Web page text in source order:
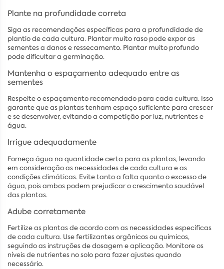
Plante na profundidade correta
Siga as recomendações específicas para a profundidade de
plantio de cada cultura. Plantar muito raso pode expor as
sementes a danos e ressecamento. Plantar muito profundo
pode dificultar a germinação.
Mantenha o espaçamento adequado entre as
sementes
Respeite o espaçamento recomendado para cada cultura. Isso
garante que as plantas tenham espaço suficiente para crescer
e se desenvolver, evitando a competição por luz, nutrientes e
água.
Irrigue adequadamente
Forneça água na quantidade certa para as plantas, levando
em consideração as necessidades de cada cultura e as
condições climáticas. Evite tanto a falta quanto o excesso de
água, pois ambos podem prejudicar o crescimento saudável
das plantas.
Adube corretamente
Fertilize as plantas de acordo com as necessidades específicas
de cada cultura. Use fertilizantes orgânicos ou químicos,
seguindo as instruções de dosagem e aplicação. Monitore os
níveis de nutrientes no solo para fazer ajustes quando
necessário.